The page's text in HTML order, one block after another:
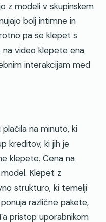
z modeli v skupinskem
bolj intimne in
pa se klepet s
video klepete ena
interakcijam med
na minuto, ki
kreditov, ki jih je
klepete. Cena na
Klepet z
strukturo, ki temelji
različne pakete,
pristop uporabnikom